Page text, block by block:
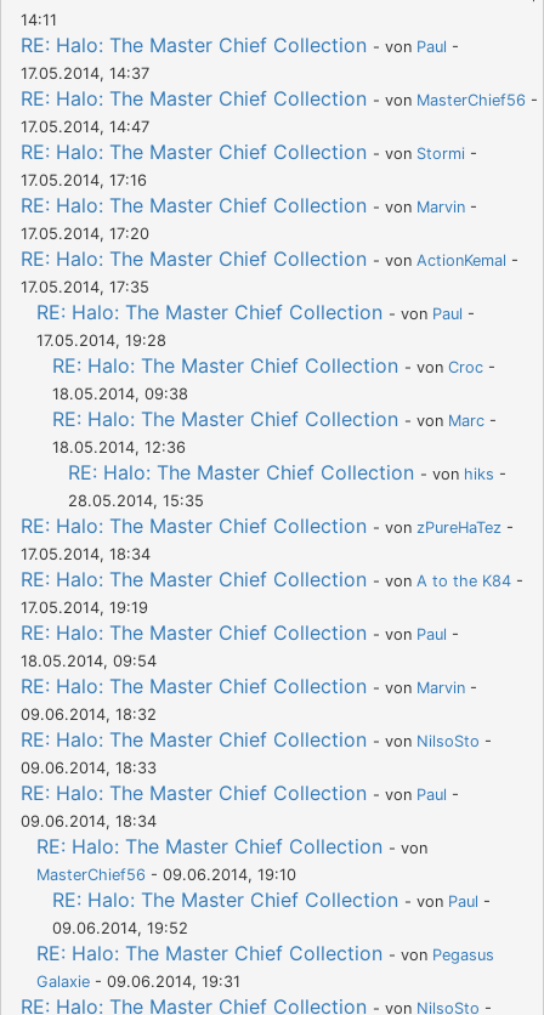
14:11
RE: Halo: The Master Chief Collection - von Paul -
17.05.2014, 14:37
RE: Halo: The Master Chief Collection - von MasterChief56 -
17.05.2014, 14:47
RE: Halo: The Master Chief Collection - von Stormi -
17.05.2014, 17:16
RE: Halo: The Master Chief Collection - von Marvin -
17.05.2014, 17:20
RE: Halo: The Master Chief Collection - von ActionKemal -
17.05.2014, 17:35
RE: Halo: The Master Chief Collection - von Paul -
17.05.2014, 19:28
RE: Halo: The Master Chief Collection - von Croc -
18.05.2014, 09:38
RE: Halo: The Master Chief Collection - von Marc -
18.05.2014, 12:36
RE: Halo: The Master Chief Collection - von hiks -
28.05.2014, 15:35
RE: Halo: The Master Chief Collection - von zPureHaTez -
17.05.2014, 18:34
RE: Halo: The Master Chief Collection - von A to the K84 -
17.05.2014, 19:19
RE: Halo: The Master Chief Collection - von Paul -
18.05.2014, 09:54
RE: Halo: The Master Chief Collection - von Marvin -
09.06.2014, 18:32
RE: Halo: The Master Chief Collection - von NilsoSto -
09.06.2014, 18:33
RE: Halo: The Master Chief Collection - von Paul -
09.06.2014, 18:34
RE: Halo: The Master Chief Collection - von
MasterChief56 - 09.06.2014, 19:10
RE: Halo: The Master Chief Collection - von Paul -
09.06.2014, 19:52
RE: Halo: The Master Chief Collection - von Pegasus
Galaxie - 09.06.2014, 19:31
RE: Halo: The Master Chief Collection - von NilsoSto -